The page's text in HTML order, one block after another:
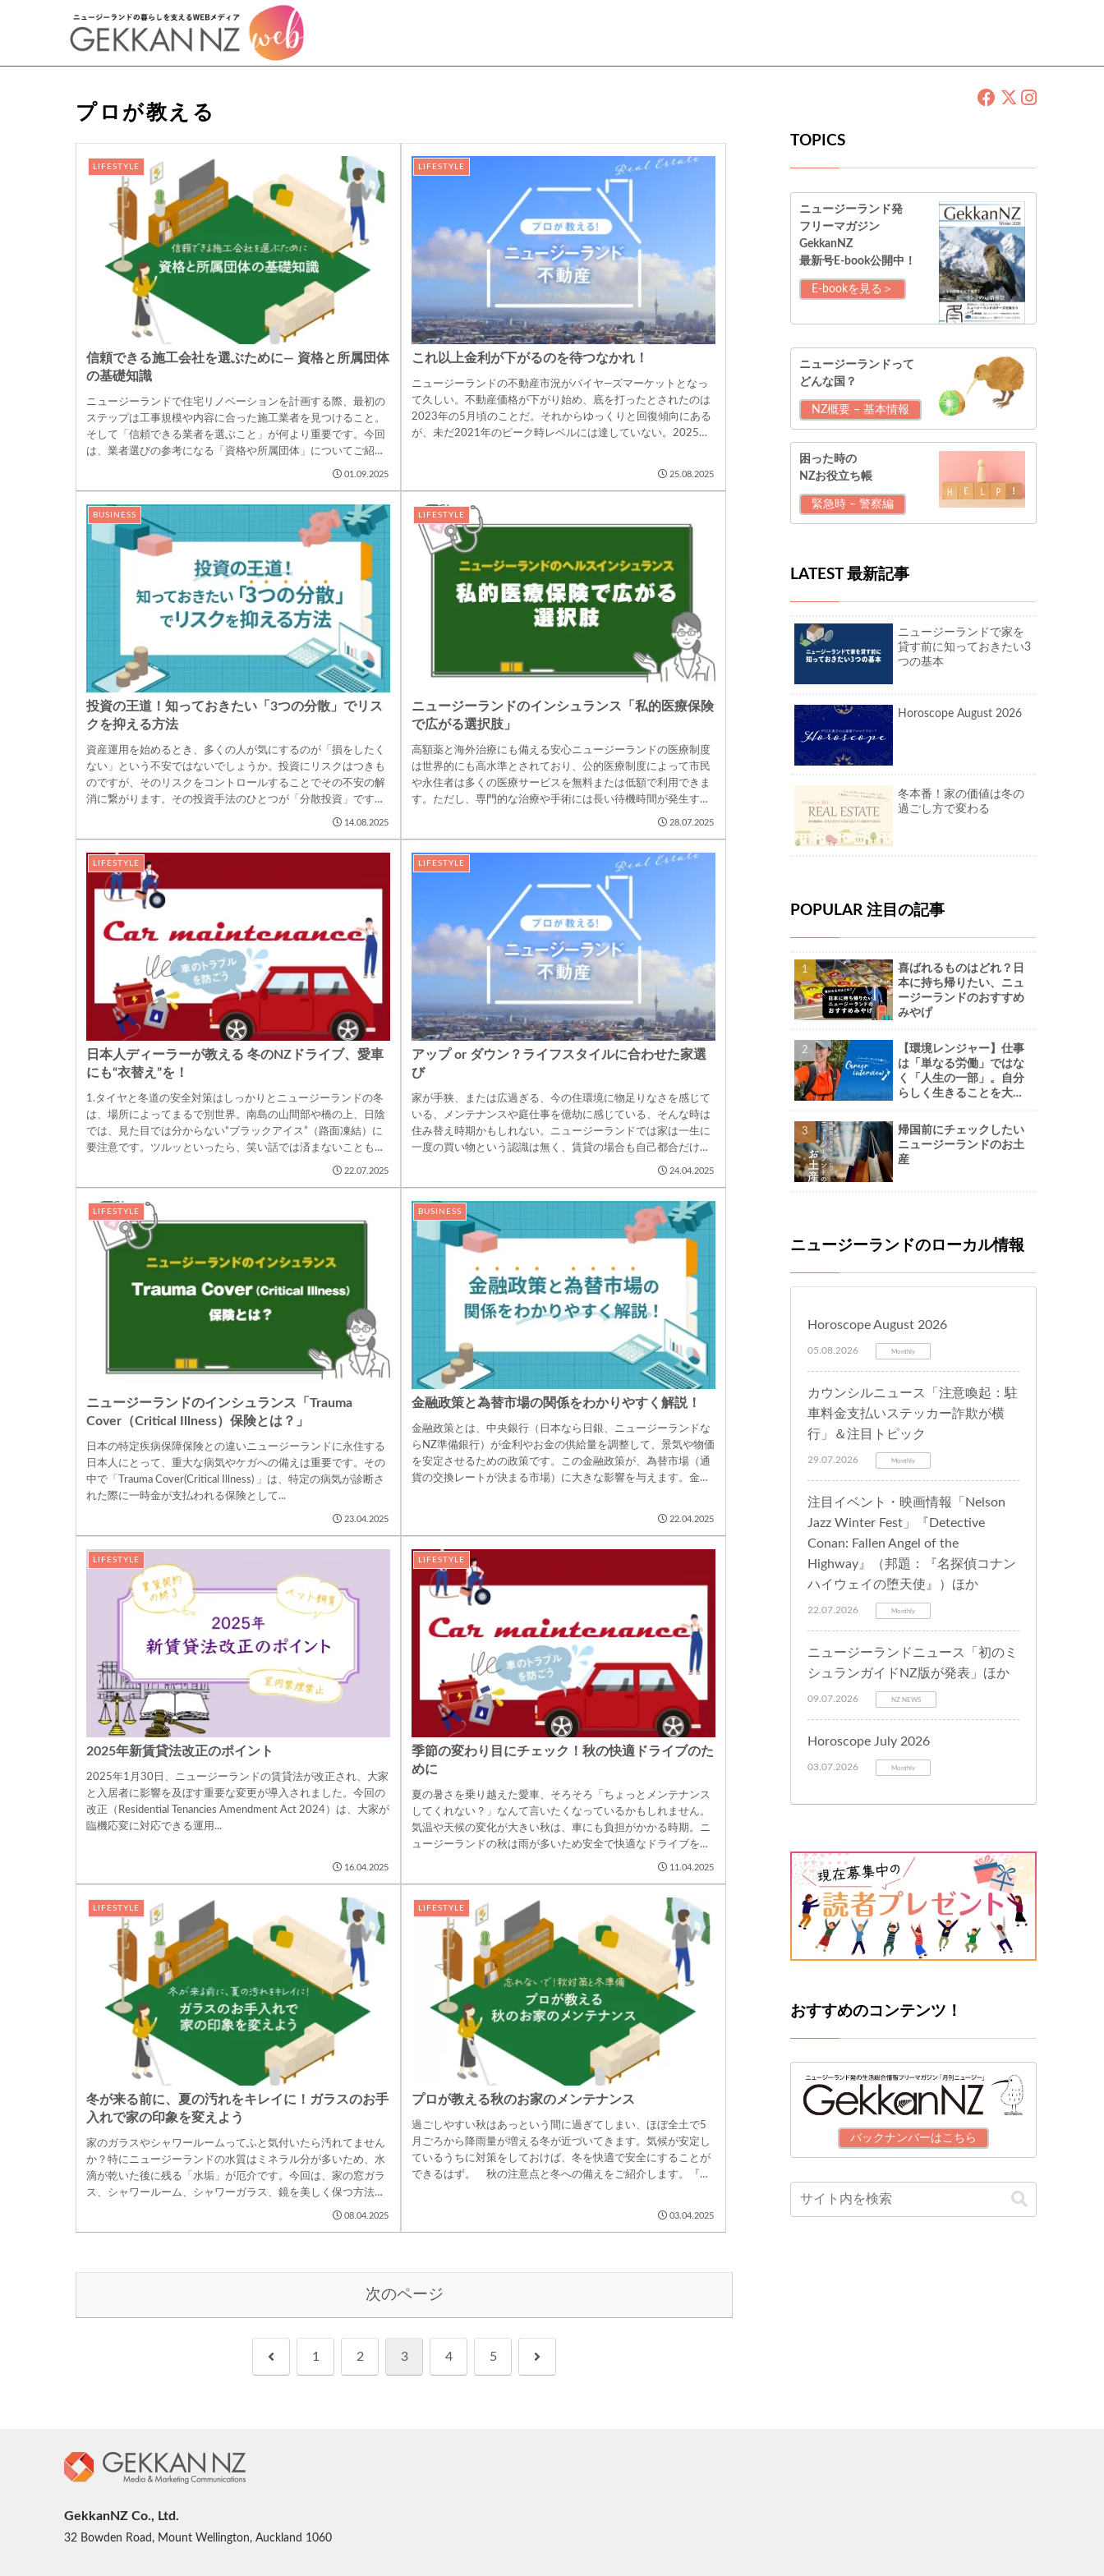
プロが教える
LIFESTYLE
信頼できる施工会社を選ぶために― 資格と所属団体
の基礎知識
ニュージーランドで住宅リノベーションを計画する際、最初の
ステップは工事規模や内容に合った施工業者を見つけること。
そして「信頼できる業者を選ぶこと」が何より重要です。今回
は、業者選びの参考になる「資格や所属団体」についてご紹介
01.09.2025
LIFESTYLE
これ以上金利が下がるのを待つなかれ！
ニュージーランドの不動産市況がバイヤ―ズマーケットとなっ
て久しい。不動産価格が下がり始め、底を打ったとされたのは
2023年の5月頃のことだ。それからゆっくりと回復傾向にある
が、未だ2021年のピーク時レベルには達していない。2025年
25.08.2025
BUSINESS
投資の王道！知っておきたい「3つの分散」でリス
クを抑える方法
資産運用を始めるとき、多くの人が気にするのが「損をしたく
ない」という不安ではないでしょうか。投資にリスクはつきも
のですが、そのリスクをコントロールすることでその不安の解
消に繋がります。その投資手法のひとつが「分散投資」です。
14.08.2025
LIFESTYLE
ニュージーランドのインシュランス「私的医療保険
で広がる選択肢」
高額薬と海外治療にも備える安心ニュージーランドの医療制度
は世界的にも高水準とされており、公的医療制度によって市民
や永住者は多くの医療サービスを無料または低額で利用できま
す。ただし、専門的な治療や手術には長い待機時間が発生する
28.07.2025
LIFESTYLE
日本人ディーラーが教える 冬のNZドライブ、愛車
にも“衣替え”を！
1.タイヤと冬道の安全対策はしっかりとニュージーランドの冬
は、場所によってまるで別世界。南島の山間部や橋の上、日陰
では、見た目では分からない“ブラックアイス”（路面凍結）に
要注意です。ツルッといったら、笑い話では済まないことも。
22.07.2025
LIFESTYLE
アップ or ダウン？ライフスタイルに合わせた家選
び
家が手狭、または広過ぎる、今の住環境に物足りなさを感じて
いる、メンテナンスや庭仕事を億劫に感じている、そんな時は
住み替え時期かもしれない。ニュージーランドでは家は一生に
一度の買い物という認識は無く、賃貸の場合も自己都合だけで
24.04.2025
LIFESTYLE
ニュージーランドのインシュランス「Trauma
Cover（Critical Illness）保険とは？」
日本の特定疾病保障保険との違いニュージーランドに永住する
日本人にとって、重大な病気やケガへの備えは重要です。その
中で「Trauma Cover(Critical Illness) 」は、特定の病気が診断さ
れた際に一時金が支払われる保険として...
23.04.2025
BUSINESS
金融政策と為替市場の関係をわかりやすく解説！
金融政策とは、中央銀行（日本なら日銀、ニュージーランドな
らNZ準備銀行）が金利やお金の供給量を調整して、景気や物価
を安定させるための政策です。この金融政策が、為替市場（通
貨の交換レートが決まる市場）に大きな影響を与えます。金融
22.04.2025
LIFESTYLE
2025年新賃貸法改正のポイント
2025年1月30日、ニュージーランドの賃貸法が改正され、大家
と入居者に影響を及ぼす重要な変更が導入されました。今回の
改正（Residential Tenancies Amendment Act 2024）は、大家が
臨機応変に対応できる運用...
16.04.2025
LIFESTYLE
季節の変わり目にチェック！秋の快適ドライブのた
めに
夏の暑さを乗り越えた愛車、そろそろ「ちょっとメンテナンス
してくれない？」なんて言いたくなっているかもしれません。
気温や天候の変化が大きい秋は、車にも負担がかかる時期。ニ
ュージーランドの秋は雨が多いため安全で快適なドライブを楽
11.04.2025
LIFESTYLE
冬が来る前に、夏の汚れをキレイに！ガラスのお手
入れで家の印象を変えよう
家のガラスやシャワールームってふと気付いたら汚れてません
か？特にニュージーランドの水質はミネラル分が多いため、水
滴が乾いた後に残る「水垢」が厄介です。今回は、家の窓ガラ
ス、シャワールーム、シャワーガラス、鏡を美しく保つ方法を
08.04.2025
LIFESTYLE
プロが教える秋のお家のメンテナンス
過ごしやすい秋はあっという間に過ぎてしまい、ほぼ全土で5
月ごろから降雨量が増える冬が近づいてきます。気候が安定し
ているうちに対策をしておけば、冬を快適で安全にすることが
できるはず。 秋の注意点と冬への備えをご紹介します。『す
03.04.2025
次のページ
前 1 2 3 4 5 次
TOPICS
ニュージーランド発
フリーマガジン
GekkanNZ
最新号E-book公開中！
E-bookを見る＞
ニュージーランドって
どんな国？
NZ概要 – 基本情報
困った時の
NZお役立ち帳
緊急時 – 警察編
LATEST 最新記事
ニュージーランドで家を
貸す前に知っておきたい3
つの基本
Horoscope August 2026
冬本番！家の価値は冬の
過ごし方で変わる
POPULAR 注目の記事
喜ばれるものはどれ？日
本に持ち帰りたい、ニュ
ージーランドのおすすめ
みやげ
【環境レンジャー】仕事
は「単なる労働」ではな
く「人生の一部」。自分
らしく生きることを大切
帰国前にチェックしたい
ニュージーランドのお土
産
ニュージーランドのローカル情報
Horoscope August 2026
05.08.2026 Monthly
カウンシルニュース「注意喚起：駐
車料金支払いステッカー詐欺が横
行」＆注目トピック
29.07.2026 Monthly
注目イベント・映画情報「Nelson
Jazz Winter Fest」『Detective
Conan: Fallen Angel of the
Highway』（邦題：『名探偵コナン
ハイウェイの堕天使』）ほか
22.07.2026 Monthly
ニュージーランドニュース「初のミ
シュランガイドNZ版が発表」ほか
09.07.2026 NZ NEWS
Horoscope July 2026
03.07.2026 Monthly
おすすめのコンテンツ！
バックナンバーはこちら
GekkanNZ Co., Ltd.
32 Bowden Road, Mount Wellington, Auckland 1060